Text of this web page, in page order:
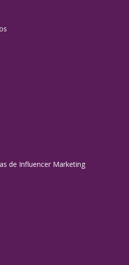
de Influencer Marketing